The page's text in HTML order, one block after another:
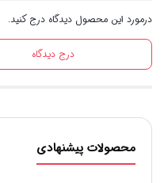
درمورد این محصول دیدگاه درج کنید.
درج دیدگاه
محصولات پیشنهادی